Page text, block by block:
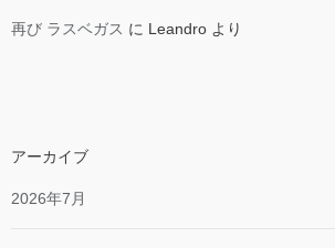
再び ラスベガス に Leandro より
アーカイブ
2026年7月